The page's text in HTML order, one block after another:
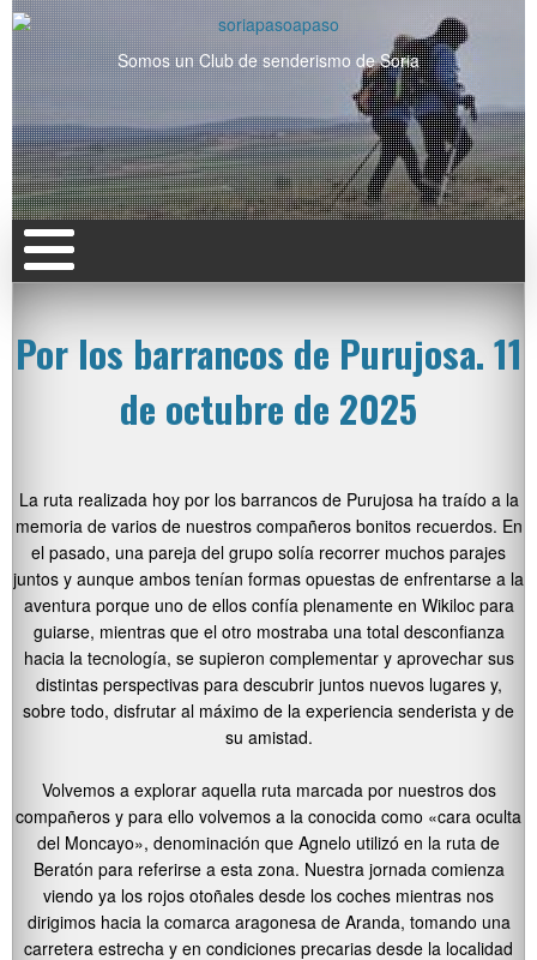
Somos un Club de senderismo de Soria
Por los barrancos de Purujosa. 11
de octubre de 2025
La ruta realizada hoy por los barrancos de Purujosa ha traído a la
memoria de varios de nuestros compañeros bonitos recuerdos. En
el pasado, una pareja del grupo solía recorrer muchos parajes
juntos y aunque ambos tenían formas opuestas de enfrentarse a la
aventura porque uno de ellos confía plenamente en Wikiloc para
guiarse, mientras que el otro mostraba una total desconfianza
hacia la tecnología, se supieron complementar y aprovechar sus
distintas perspectivas para descubrir juntos nuevos lugares y,
sobre todo, disfrutar al máximo de la experiencia senderista y de
su amistad.
Volvemos a explorar aquella ruta marcada por nuestros dos
compañeros y para ello volvemos a la conocida como «cara oculta
del Moncayo», denominación que Agnelo utilizó en la ruta de
Beratón para referirse a esta zona. Nuestra jornada comienza
viendo ya los rojos otoñales desde los coches mientras nos
dirigimos hacia la comarca aragonesa de Aranda, tomando una
carretera estrecha y en condiciones precarias desde la localidad